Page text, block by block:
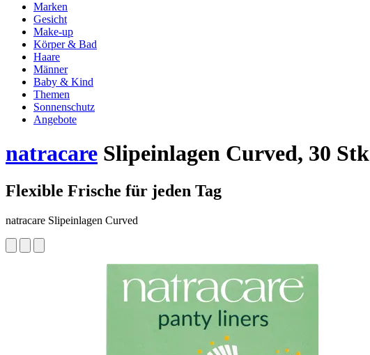
Marken
Gesicht
Make-up
Körper & Bad
Haare
Männer
Baby & Kind
Themen
Sonnenschutz
Angebote
natracare Slipeinlagen Curved, 30 Stk
Flexible Frische für jeden Tag
natracare Slipeinlagen Curved